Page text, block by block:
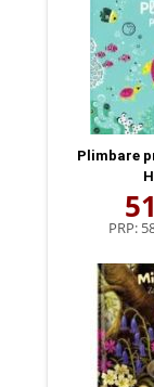
Plimbare
51
PRP: